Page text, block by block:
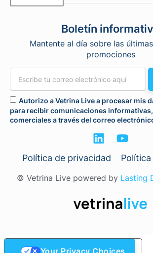
Boletín
Mantente al día sobre las
promociones
Autorizo a Vetrina Live a procesar mis
para recibir comunicaciones
comerciales a través del correo
Política de privacidad
© Vetrina Live powered by Lasting
Your Privacy Choices